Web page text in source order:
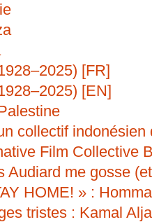
[FR]
[EN]
collectif
Film Collective
Audiard me gosse
HOME! » :
tristes : Kamal